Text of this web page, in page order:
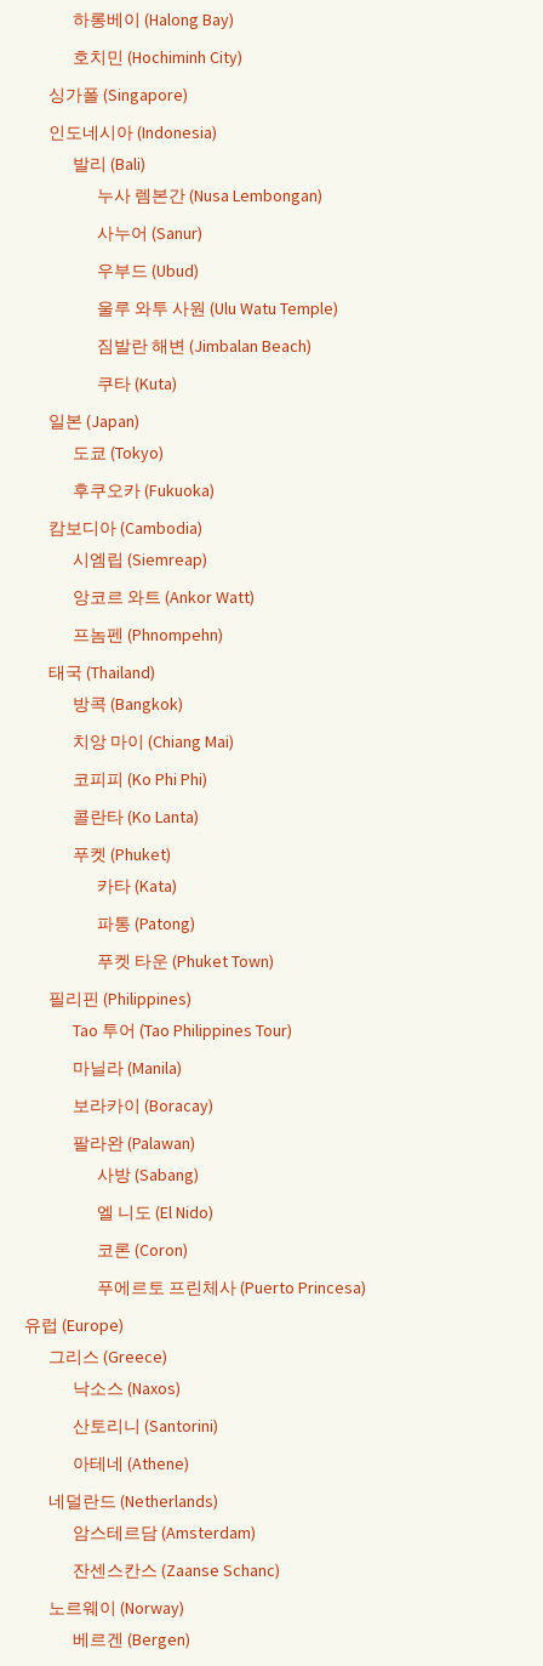
하롱베이 (Halong Bay)
호치민 (Hochiminh City)
싱가폴 (Singapore)
인도네시아 (Indonesia)
발리 (Bali)
누사 렘본간 (Nusa Lembongan)
사누어 (Sanur)
우부드 (Ubud)
울루 와투 사원 (Ulu Watu Temple)
짐발란 해변 (Jimbalan Beach)
쿠타 (Kuta)
일본 (Japan)
도쿄 (Tokyo)
후쿠오카 (Fukuoka)
캄보디아 (Cambodia)
시엠립 (Siemreap)
앙코르 와트 (Ankor Watt)
프놈펜 (Phnompehn)
태국 (Thailand)
방콕 (Bangkok)
치앙 마이 (Chiang Mai)
코피피 (Ko Phi Phi)
콜란타 (Ko Lanta)
푸켓 (Phuket)
카타 (Kata)
파통 (Patong)
푸켓 타운 (Phuket Town)
필리핀 (Philippines)
Tao 투어 (Tao Philippines Tour)
마닐라 (Manila)
보라카이 (Boracay)
팔라완 (Palawan)
사방 (Sabang)
엘 니도 (El Nido)
코론 (Coron)
푸에르토 프린체사 (Puerto Princesa)
유럽 (Europe)
그리스 (Greece)
낙소스 (Naxos)
산토리니 (Santorini)
아테네 (Athene)
네덜란드 (Netherlands)
암스테르담 (Amsterdam)
잔센스칸스 (Zaanse Schanc)
노르웨이 (Norway)
베르겐 (Bergen)